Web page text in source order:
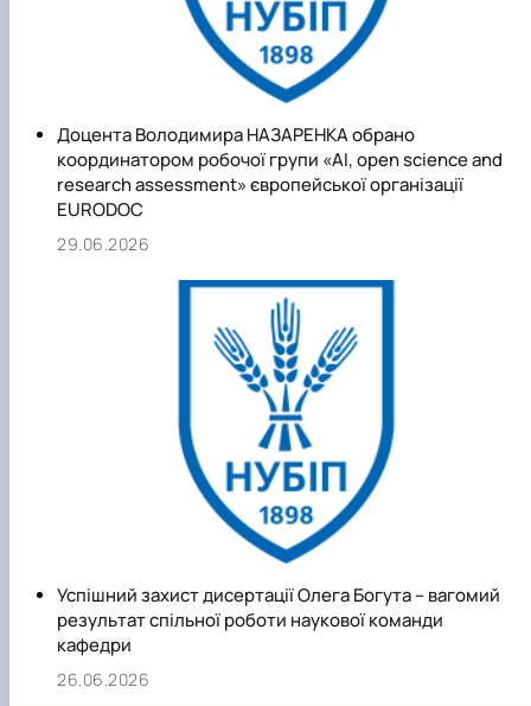
Доцента Володимира НАЗАРЕНКА обрано
координатором робочої групи «AI, open science and
research assessment» європейської організації
EURODOC
29.06.2026
Успішний захист дисертації Олега Богута – вагомий
результат спільної роботи наукової команди
кафедри
26.06.2026